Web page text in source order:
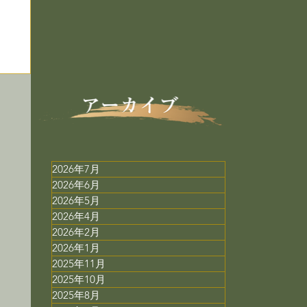
2026年7月
2026年6月
2026年5月
2026年4月
2026年2月
2026年1月
2025年11月
2025年10月
2025年8月